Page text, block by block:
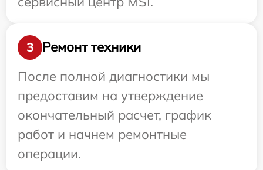
3
Ремонт техники
После полной диагностики мы
предоставим на утверждение
окончательный расчет, график
работ и начнем ремонтные
операции.